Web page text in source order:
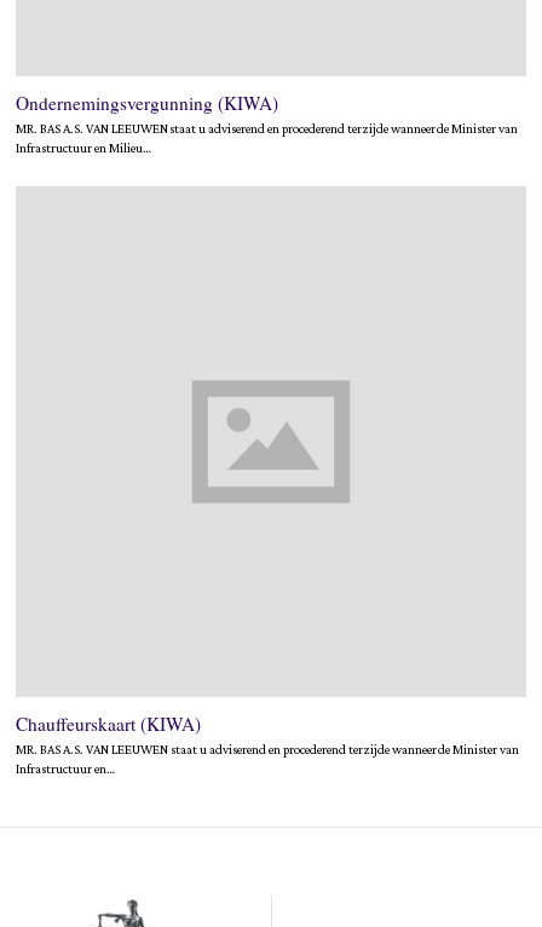
Ondernemingsvergunning (KIWA)
MR. BAS A.S. VAN LEEUWEN staat u adviserend en procederend terzijde wanneer de Minister van
Infrastructuur en Milieu…
Chauffeurskaart (KIWA)
MR. BAS A.S. VAN LEEUWEN staat u adviserend en procederend terzijde wanneer de Minister van
Infrastructuur en…